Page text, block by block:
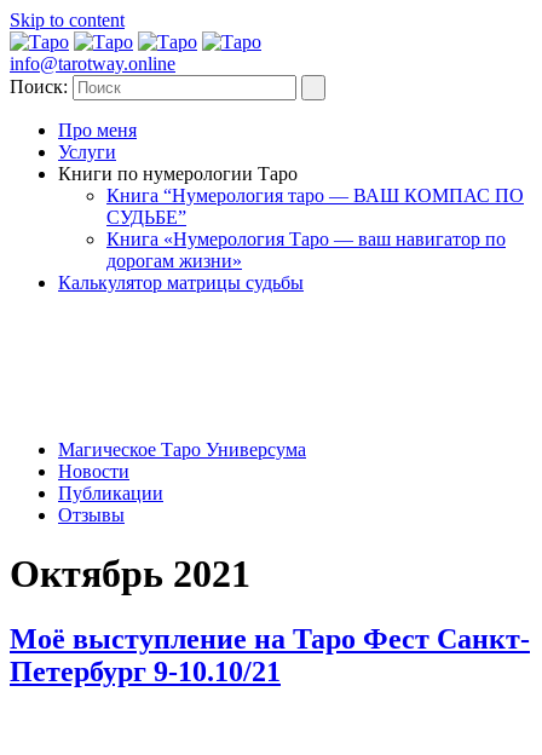
Skip to content
info@tarotway.online
Поиск:
Про меня
Услуги
Книги по нумерологии Таро
Книга “Нумерология таро — ВАШ КОМПАС ПО
СУДЬБЕ”
Книга «Нумерология Таро — ваш навигатор по
дорогам жизни»
Калькулятор матрицы судьбы
Магическое Таро Универсума
Новости
Публикации
Отзывы
Октябрь 2021
Моё выступление на Таро Фест Санкт-
Петербург 9-10.10/21